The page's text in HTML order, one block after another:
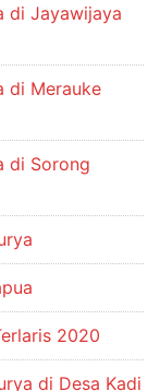
di Jayawijaya
di Merauke
di Sorong
2020
di Desa Kadi